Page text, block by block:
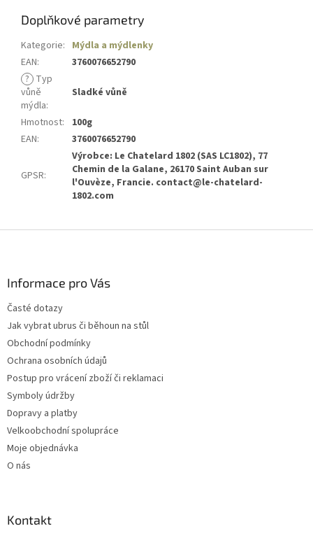
Doplňkové parametry
Kategorie: Mýdla a mýdlenky
EAN:
3760076652790
? Typ
vůně
mýdla:
Sladké vůně
Hmotnost:
100g
EAN: 3760076652790
GPSR:
Výrobce: Le Chatelard 1802 (SAS LC1802), 77
Chemin de la Galane, 26170 Saint Auban sur
l'Ouvèze, Francie. contact@le-chatelard-
1802.com
Informace pro Vás
Časté dotazy
Jak vybrat ubrus či běhoun na stůl
Obchodní podmínky
Ochrana osobních údajů
Postup pro vrácení zboží či reklamaci
Symboly údržby
Dopravy a platby
Velkoobchodní spolupráce
Moje objednávka
O nás
Kontakt